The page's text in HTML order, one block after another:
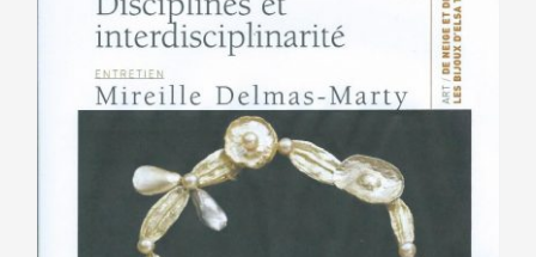
choisies
sur
page
du
produit